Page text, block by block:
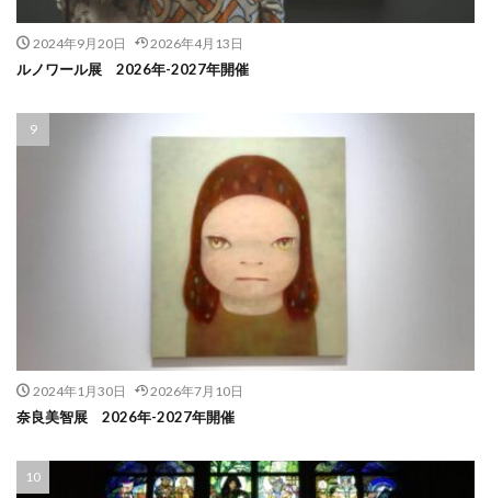
2024年9月20日 2026年4月13日
ルノワール展 2026年-2027年開催
2024年1月30日 2026年7月10日
奈良美智展 2026年-2027年開催